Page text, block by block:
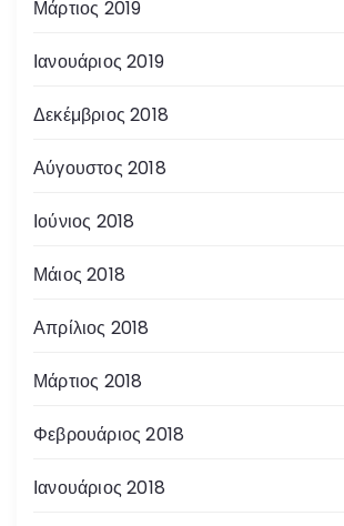
Μάρτιος 2019
Ιανουάριος 2019
Δεκέμβριος 2018
Αύγουστος 2018
Ιούνιος 2018
Μάιος 2018
Απρίλιος 2018
Μάρτιος 2018
Φεβρουάριος 2018
Ιανουάριος 2018